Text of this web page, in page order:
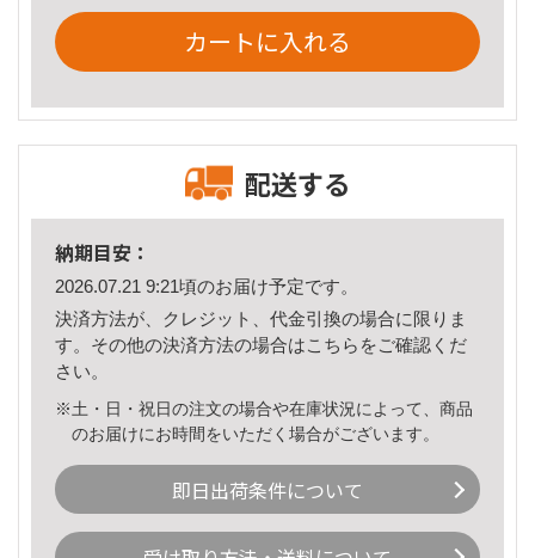
カートに入れる
配送する
納期目安：
2026.07.21 9:21頃のお届け予定です。
決済方法が、クレジット、代金引換の場合に限りま
す。その他の決済方法の場合はこちら をご確認くだ
さい。
※土・日・祝日の注文の場合や在庫状況によって、商品
のお届けにお時間をいただく場合がございます。
即日出荷条件について